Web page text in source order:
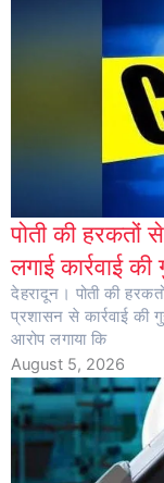
पोती की हरकतों
लगाई कार्रवाई की
देहरादून। पोती की
प्रशासन से कार्रवाई की
आरोप लगाया कि
August 5, 2026